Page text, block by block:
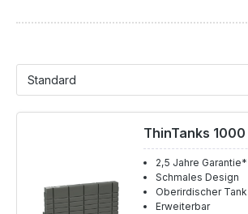
ThinTanks
2,5 Jahre
Schmales Design
Oberirdischer Tank
Erweiterbar